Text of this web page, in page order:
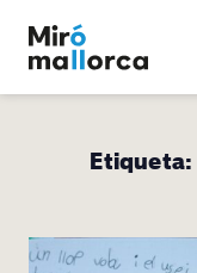
Etiqueta: